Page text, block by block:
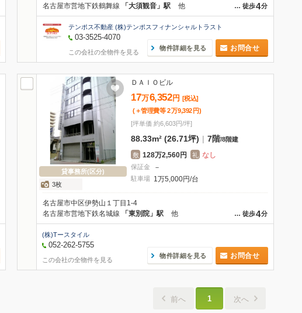
… 徒歩4分
名古屋市営地下鉄鶴舞線 「大須観音」駅 他
テンポス不動産 (株)テンポスフィナンシャルトラスト
03-3525-4070
この会社の全物件を見る
物件詳細を見る お問合せ
貸事務所(区分)
3枚
ＤＡＩＯビル
17万6,352 円
[税込]
(＋管理費等 2万9,392 円)
[坪単価 約6,603円/坪]
88.33m² (26.71坪) | 7階/8階建
敷 128万2,560円 礼 なし
保証金 －
駐車場 1万5,000円/台
名古屋市中区伊勢山１丁目1-4
… 徒歩4分
名古屋市営地下鉄名城線 「東別院」駅 他
(株)Tースタイル
052-262-5755
この会社の全物件を見る
物件詳細を見る お問合せ
前へ 1 次へ